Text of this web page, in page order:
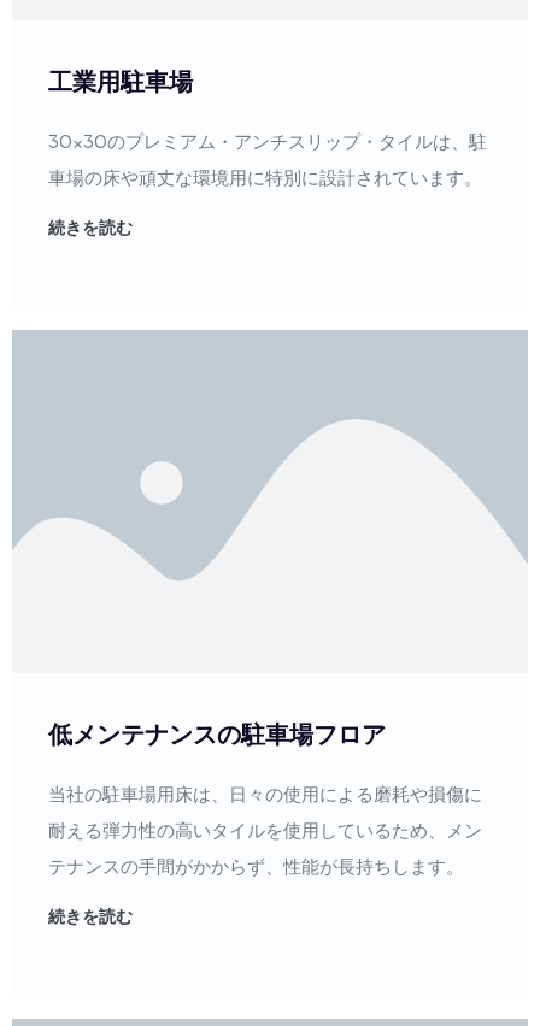
工業用駐車場
30x30のプレミアム・アンチスリップ・タイルは、駐
車場の床や頑丈な環境用に特別に設計されています。
続きを読む
低メンテナンスの駐車場フロア
当社の駐車場用床は、日々の使用による磨耗や損傷に
耐える弾力性の高いタイルを使用しているため、メン
テナンスの手間がかからず、性能が長持ちします。
続きを読む